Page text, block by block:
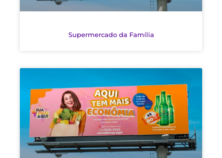
Supermercado da Família